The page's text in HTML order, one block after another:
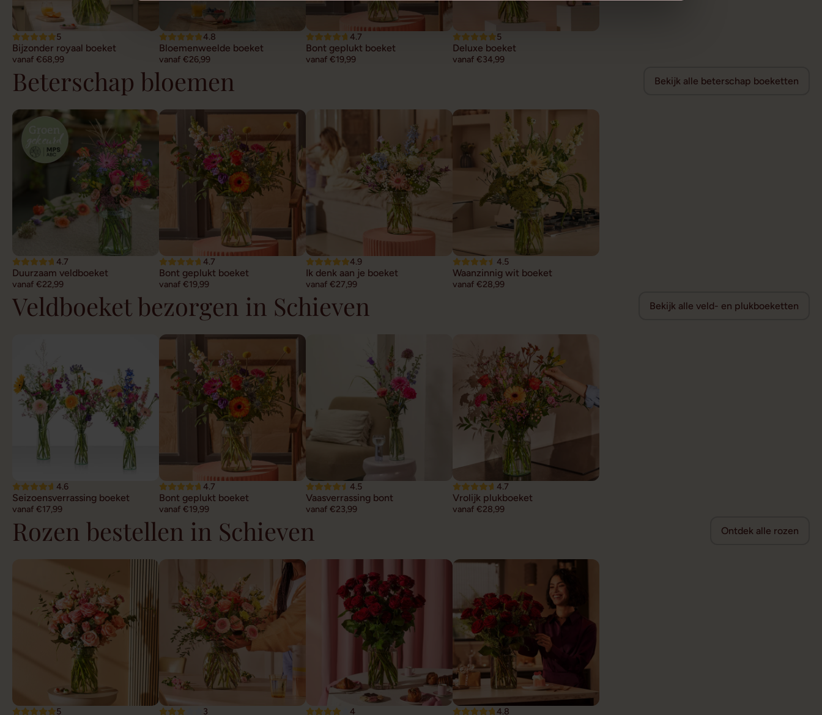
5
Bijzonder royaal boeket
vanaf €68,99
4.8
Bloemenweelde boeket
vanaf €26,99
4.7
Bont geplukt boeket
vanaf €19,99
5
Deluxe boeket
vanaf €34,99
Beterschap bloemen Bekijk alle beterschap boeketten
4.7
Duurzaam veldboeket
vanaf €22,99
4.7
Bont geplukt boeket
vanaf €19,99
4.9
Ik denk aan je boeket
vanaf €27,99
4.5
Waanzinnig wit boeket
vanaf €28,99
Veldboeket bezorgen in Schieven Bekijk alle veld- en plukboeketten
4.6
Seizoensverrassing boeket
vanaf €17,99
4.7
Bont geplukt boeket
vanaf €19,99
4.5
Vaasverrassing bont
vanaf €23,99
4.7
Vrolijk plukboeket
vanaf €28,99
Rozen bestellen in Schieven Ontdek alle rozen
5 3 4 4.8